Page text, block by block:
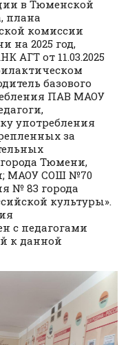
в Тюменской
плана
комиссии
на 2025 год,
АГТ от 11.03.2025
базового
ПАВ МАОУ
употребления
за
Тюмени,
МАОУ СОШ №70
№ 83 города
культуры».
с педагогами
к данной